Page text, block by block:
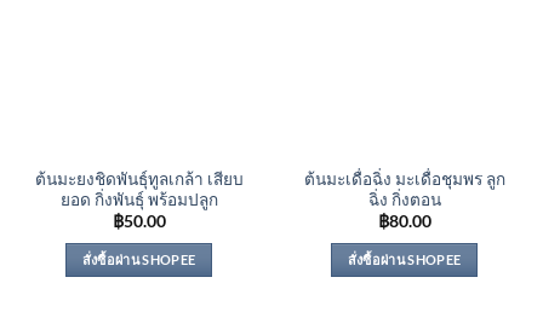
ต้นมะยงชิดพันธุ์ทูลเกล้า เสียบ
ยอด กิ่งพันธุ์ พร้อมปลูก
฿50.00
สั่งซื้อผ่าน SHOPEE
ต้นมะเดื่อฉิ่ง มะเดื่อชุมพร ลูก
ฉิ่ง กิ่งตอน
฿80.00
สั่งซื้อผ่าน SHOPEE